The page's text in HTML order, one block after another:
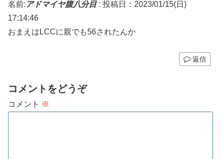
名前: アドマイヤ腹八分目: 投稿日：2023/01/15(日)
17:14:46
おまえはLCCに親でも56されたんか
返信
コメントをどうぞ
コメント ※